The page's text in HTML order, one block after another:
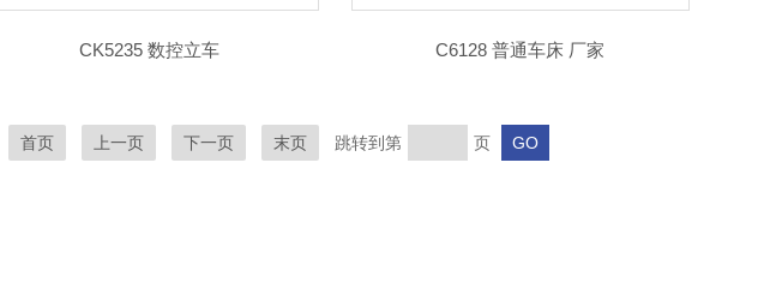
CK5235 数控立车 C6128 普通车床 厂家
首页 上一页 下一页 末页 跳转到第 页